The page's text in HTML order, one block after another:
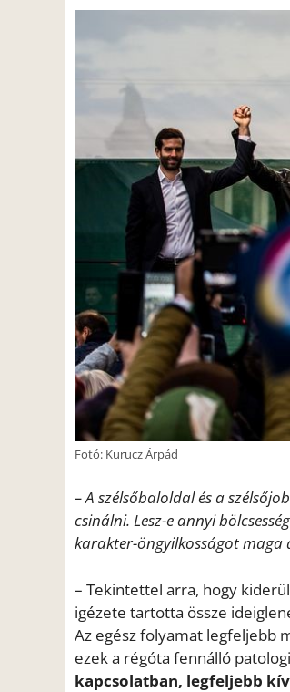
Fotó: Kurucz Árpád
– A szélsőbaloldal és a
csinálni. Lesz-e annyi
karakter-öngyilkosságot maga
– Tekintettel arra, hogy
igézete tartotta össze
Az egész folyamat legfeljebb
ezek a régóta fennálló
kapcsolatban, legfeljebb